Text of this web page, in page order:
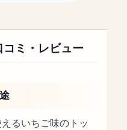
ミ・レビュー
るいちご味のトッ